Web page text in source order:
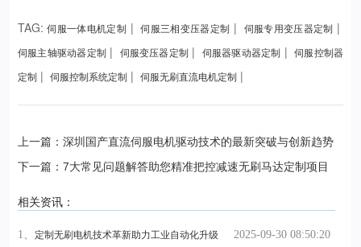
TAG:伺服一体电机定制 |伺服三相变压器定制 | 伺服专用变压器定制 |
伺服主轴驱动器定制| 伺服变压器定制 | 伺服器驱动器定制 |伺服控制器
定制 | 伺服控制系统定制 | 伺服无刷直流电机定制 |
上一篇：深圳国产直流伺服电机驱动技术的最新突破与创新趋势
下一篇：7大常见问题解答助您精准把控减速无刷马达定制项目
相关资讯：
2025-09-30 08:50:20
1、 定制无刷电机技术革新助力工业自动化升级